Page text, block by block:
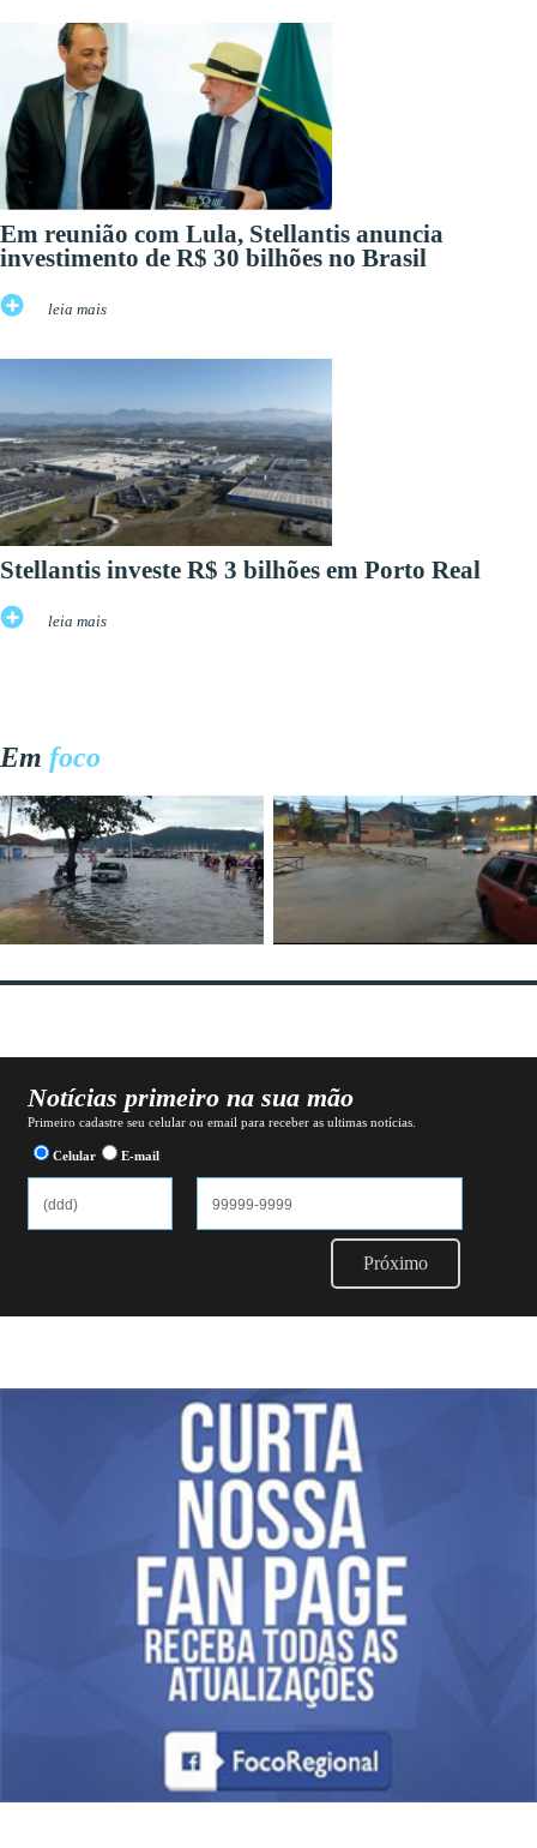
Em reunião com Lula, Stellantis anuncia
investimento de R$ 30 bilhões no Brasil
leia mais
Stellantis investe R$ 3 bilhões em Porto Real
leia mais
Em foco
Notícias primeiro na sua mão
Primeiro cadastre seu celular ou email para receber as ultimas notícias.
Celular E-mail
Próximo